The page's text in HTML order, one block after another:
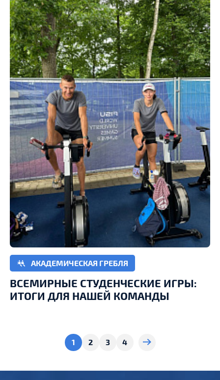
АКАДЕМИЧЕСКАЯ ГРЕБЛЯ
ВСЕМИРНЫЕ СТУДЕНЧЕСКИЕ ИГРЫ:
ИТОГИ ДЛЯ НАШЕЙ КОМАНДЫ
1 2 3 4